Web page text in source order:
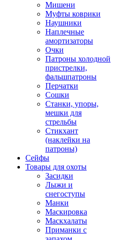
Мишени
Муфты коврики
Наушники
Наплечные
амортизаторы
Очки
Патроны холодной
пристрелки,
фальшпатроны
Перчатки
Сошки
Станки, упоры,
мешки для
стрельбы
Стикхант
(наклейки на
патроны)
Сейфы
Товары для охоты
Засидки
Лыжи и
снегоступы
Манки
Маскировка
Маскхалаты
Приманки с